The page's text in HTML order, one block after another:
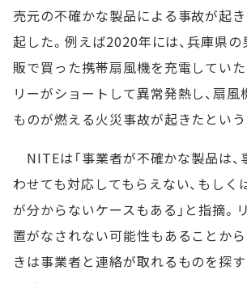
売元の不確かな製品による事故が起
起した。例えば2020年には、兵庫県
販で買った携帯扇風機を充電していた
リーがショートして異常発熱し、扇風
ものが燃える火災事故が起きたという
NITEは「事業者が不確かな製品は
わせても対応してもらえない、もしく
が分からないケースもある」と指摘。
置がなされない可能性もあることから
きは事業者と連絡が取れるものを探